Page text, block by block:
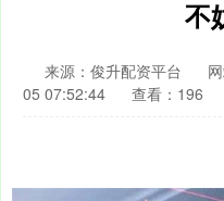
不
来源：俊升配资平台
05 07:52:44
查看：196